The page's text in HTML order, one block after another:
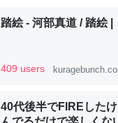
の600分の1程度。
踏絵 - 河部真道 / 踏絵 |
409 users
40代後半でFIREした